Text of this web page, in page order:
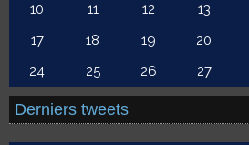
10
11 12 13
17
18 19 20
24
25 26 27
Derniers tweets